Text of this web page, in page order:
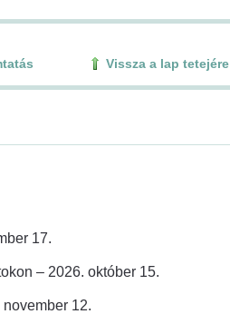
Vissza a lap tetejére
17.
– 2026. október 15.
12.